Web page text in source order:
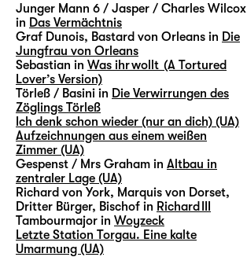
Junger Mann 6 / Jasper / Charles Wilcox
in Das Vermächtnis
Graf Dunois, Bastard von Orleans in Die
Jungfrau von Orleans
Sebastian in Was ihr wollt (A Tortured
Lover’s Version)
Törleß / Basini in Die Verwirrungen des
Zöglings Törleß
Ich denk schon wieder (nur an dich) (UA)
Aufzeichnungen aus einem weißen
Zimmer (UA)
Gespenst / Mrs Graham in Altbau in
zentraler Lage (UA)
Richard von York, Marquis von Dorset,
Dritter Bürger, Bischof in Richard III
Tambourmajor in Woyzeck
Letzte Station Torgau. Eine kalte
Umarmung (UA)